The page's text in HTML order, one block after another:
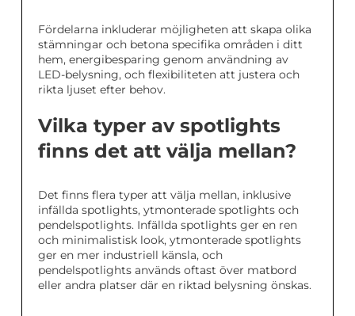
Fördelarna inkluderar möjligheten att skapa olika
stämningar och betona specifika områden i ditt
hem, energibesparing genom användning av
LED-belysning, och flexibiliteten att justera och
rikta ljuset efter behov.
Vilka typer av spotlights
finns det att välja mellan?
Det finns flera typer att välja mellan, inklusive
infällda spotlights, ytmonterade spotlights och
pendelspotlights. Infällda spotlights ger en ren
och minimalistisk look, ytmonterade spotlights
ger en mer industriell känsla, och
pendelspotlights används oftast över matbord
eller andra platser där en riktad belysning önskas.